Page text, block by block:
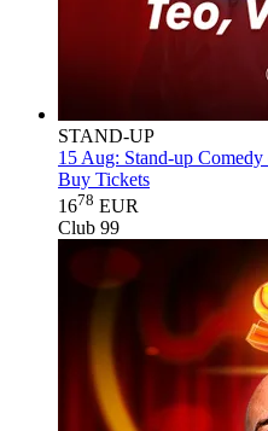
STAND-UP
15 Aug: Stand-up
Buy Tickets
1678 EUR
Club 99